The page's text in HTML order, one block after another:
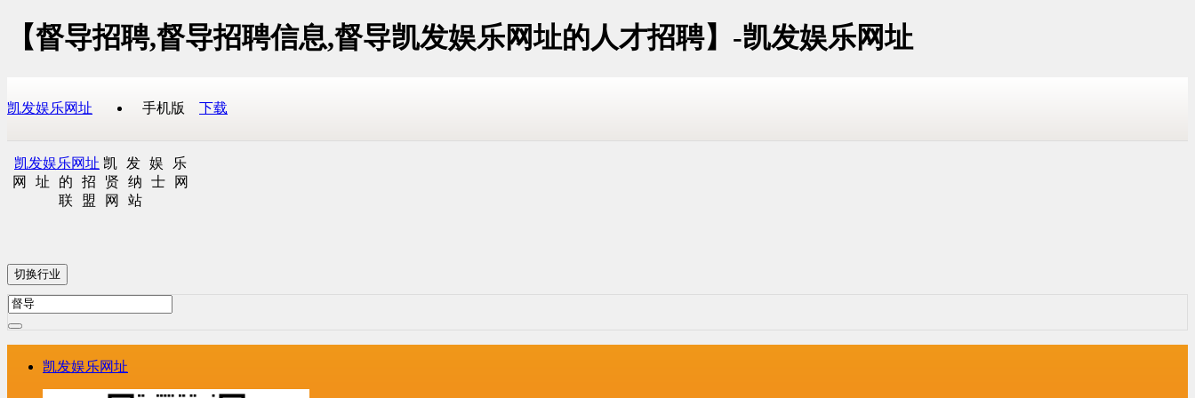
【督导招聘,督导招聘信息,督导凯发娱乐网址的人才招聘】-凯发娱乐网址
凯发娱乐网址 手机版 下载
凯发娱乐网址 凯发娱乐
网址的招贤纳士网
联盟网站
切换行业
凯发娱乐网址